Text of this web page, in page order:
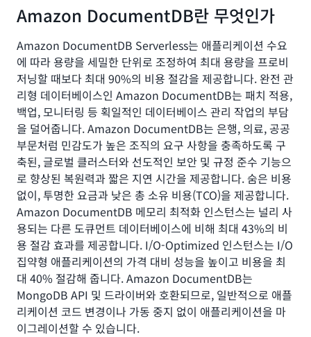
Amazon DocumentDB란 무엇인가
Amazon DocumentDB Serverless는 애플리케이션 수요
에 따라 용량을 세밀한 단위로 조정하여 최대 용량을 프로비
저닝할 때보다 최대 90%의 비용 절감을 제공합니다. 완전 관
리형 데이터베이스인 Amazon DocumentDB는 패치 적용,
백업, 모니터링 등 획일적인 데이터베이스 관리 작업의 부담
을 덜어줍니다. Amazon DocumentDB는 은행, 의료, 공공
부문처럼 민감도가 높은 조직의 요구 사항을 충족하도록 구
축된, 글로벌 클러스터와 선도적인 보안 및 규정 준수 기능으
로 향상된 복원력과 짧은 지연 시간을 제공합니다. 숨은 비용
없이, 투명한 요금과 낮은 총 소유 비용(TCO)을 제공합니다.
Amazon DocumentDB 메모리 최적화 인스턴스는 널리 사
용되는 다른 도큐먼트 데이터베이스에 비해 최대 43%의 비
용 절감 효과를 제공합니다. I/O-Optimized 인스턴스는 I/O
집약형 애플리케이션의 가격 대비 성능을 높이고 비용을 최
대 40% 절감해 줍니다. Amazon DocumentDB는
MongoDB API 및 드라이버와 호환되므로, 일반적으로 애플
리케이션 코드 변경이나 가동 중지 없이 애플리케이션을 마
이그레이션할 수 있습니다.